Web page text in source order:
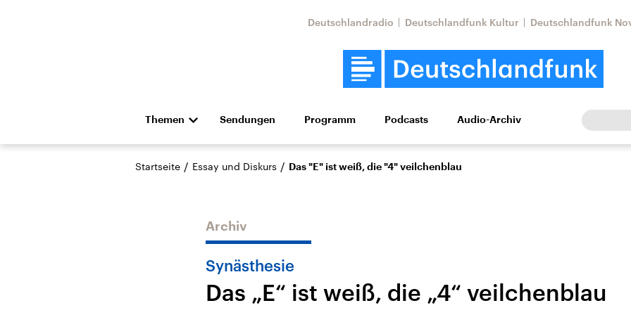
Deutschlandradio Deutschlandfunk Kultur Deutschlandfunk
Themen
Die Nachrichten Politik Wirtschaft Wissen Kultur Europa
Hörspiel und Feature Musik
Landtagswahl Sachsen-
USA
Nahostkonflikt
Aktuelle Lage und
Iran
Sendungen Programm Podcasts Audio-Archiv
Startseite / Essay und Diskurs / Das "E" ist weiß, die "4" veilchenblau
Archiv
Synästhesie
Das „E“ ist weiß, die „4“ veilchenblau